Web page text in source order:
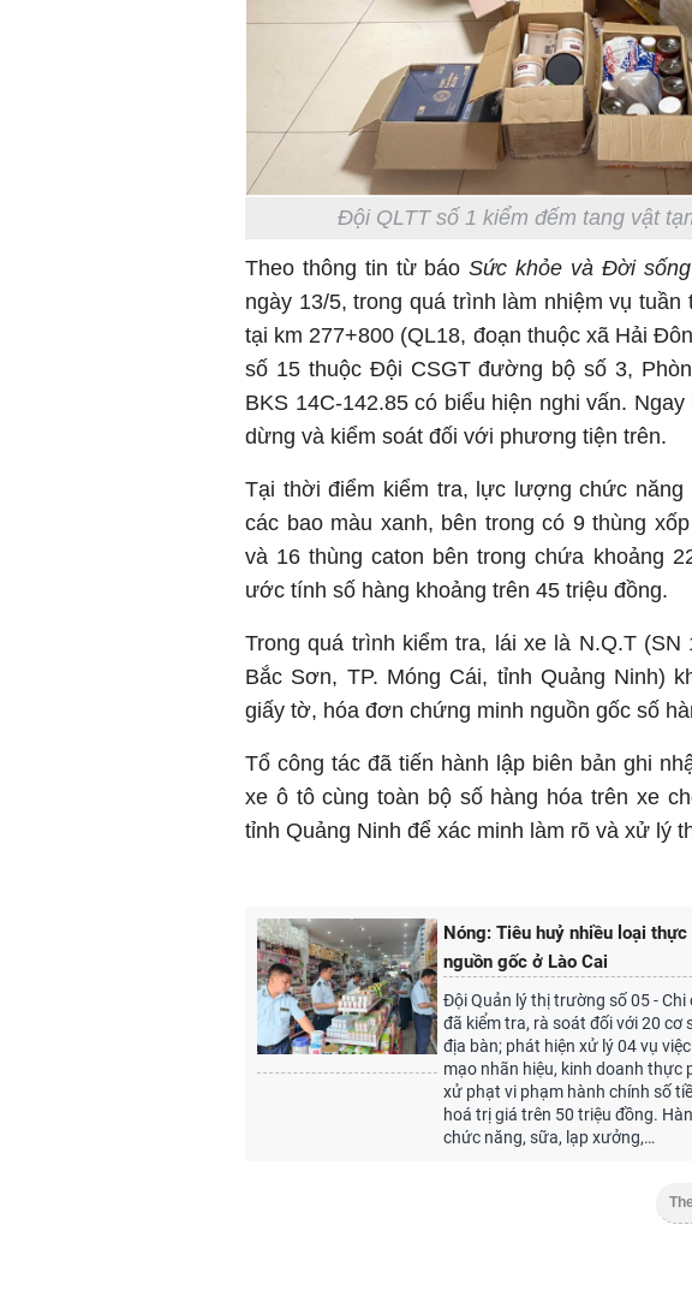
Đội QLTT số 1 kiểm đếm tang vật
Theo thông tin từ báoSức khỏe và Đời sống
ngày 13/5, trong quá trình làm nhiệm vụ
tại km 277+800 (QL18, đoạn thuộc xã Hải
số 15 thuộc Đội CSGT đường bộ số 3,
BKS 14C-142.85 có biểu hiện nghi vấn.
dừng và kiểm soát đối với phương tiện trên.
Tại thời điểm kiểm tra, lực lượng chức
các bao màu xanh, bên trong có 9 thùng
và 16 thùng caton bên trong chứa khoảng
ước tính số hàng khoảng trên 45 triệu đồng.
Trong quá trình kiểm tra, lái xe là N.Q.T
Bắc Sơn, TP. Móng Cái, tỉnh Quảng Ninh)
giấy tờ, hóa đơn chứng minh nguồn gốc số
Tổ công tác đã tiến hành lập biên bản ghi
xe ô tô cùng toàn bộ số hàng hóa trên xe
tỉnh Quảng Ninh để xác minh làm rõ và xử lý
Nóng: Tiêu huỷ nhiều loại
nguồn gốc ở Lào Cai
Đội Quản lý thị trường số 05 -
đã kiểm tra, rà soát đối với 20
địa bàn; phát hiện xử lý 04 vụ
mạo nhãn hiệu, kinh doanh thực
xử phạt vi phạm hành chính số
hoá trị giá trên 50 triệu đồng.
chức năng, sữa, lạp xưởng,…